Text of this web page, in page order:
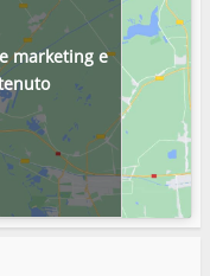
marketing e
Questa sera alle
un classico senza tempo
oltre 30
Teatro, Musica e Circo